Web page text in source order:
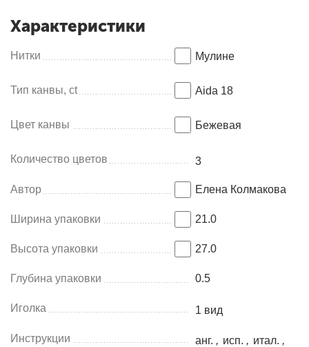
Характеристики
Нитки Мулинe
Тип канвы, ct Aida 18
Цвет канвы Бежевая
Количество цветов 3
Автор Елена Колмакова
Ширина упаковки 21.0
Высота упаковки 27.0
Глубина упаковки 0.5
Иголка 1 вид
Инструкции анг. , исп. , итал. ,